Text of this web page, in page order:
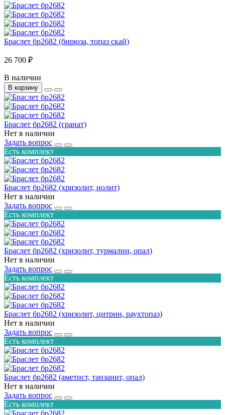
Браслет бр2682 (бирюза, топаз скай)
26 700 ₽
В наличии
В корзину
Браслет бр2682 (гранат)
Нет в наличии
Задать вопрос
Есть комплект
Браслет бр2682 (хризолит, иолит)
Нет в наличии
Задать вопрос
Есть комплект
Браслет бр2682 (хризолит, турмалин, опал)
Нет в наличии
Задать вопрос
Есть комплект
Браслет бр2682 (хризолит, цитрин, раухтопаз)
Нет в наличии
Задать вопрос
Есть комплект
Браслет бр2682 (аметист, танзанит, опал)
Нет в наличии
Задать вопрос
Есть комплект